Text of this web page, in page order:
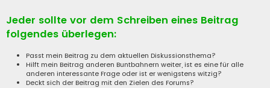
Jeder sollte vor dem Schreiben eines Beitrag
folgendes überlegen:
Passt mein Beitrag zu dem aktuellen Diskussionsthema?
Hilft mein Beitrag anderen Buntbahnern weiter, ist es eine für alle
anderen interessante Frage oder ist er wenigstens witzig?
Deckt sich der Beitrag mit den Zielen des Forums?